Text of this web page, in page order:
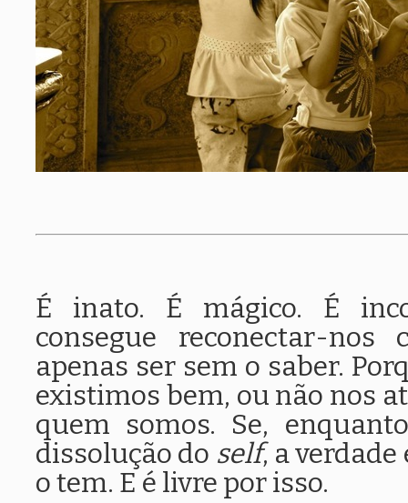
É inato. É mágico. É
consegue reconectar-
apenas ser sem o saber.
existimos bem, ou não nos
quem somos. Se,
dissolução do self, a
o tem. E é livre por isso.